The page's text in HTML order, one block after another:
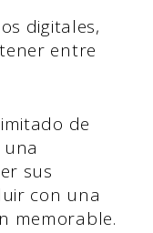
digitales,
entre
de
sus
con una
memorable.